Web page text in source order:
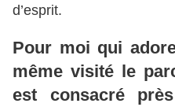
d’esprit.
Pour moi qui
même visité le
est consacré